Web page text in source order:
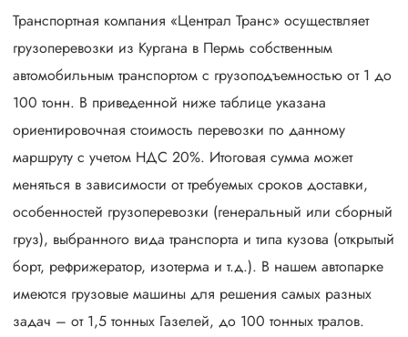
Транспортная компания «Централ Транс» осуществляет
грузоперевозки из Кургана в Пермь собственным
автомобильным транспортом с грузоподъемностью от 1 до
100 тонн. В приведенной ниже таблице указана
ориентировочная стоимость перевозки по данному
маршруту с учетом НДС 20%. Итоговая сумма может
меняться в зависимости от требуемых сроков доставки,
особенностей грузоперевозки (генеральный или сборный
груз), выбранного вида транспорта и типа кузова (открытый
борт, рефрижератор, изотерма и т.д.). В нашем автопарке
имеются грузовые машины для решения самых разных
задач – от 1,5 тонных Газелей, до 100 тонных тралов.